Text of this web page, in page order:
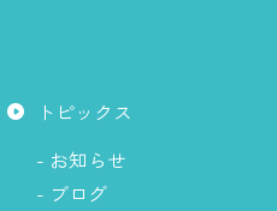
トピックス
- お知らせ
- ブログ